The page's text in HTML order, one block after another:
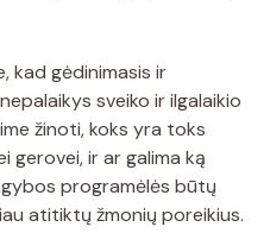
kad gėdinimasis ir
sveiko ir ilgalaikio
žinoti, koks yra toks
gerovei, ir ar galima ką
programėlės būtų
atitiktų žmonių poreikius.